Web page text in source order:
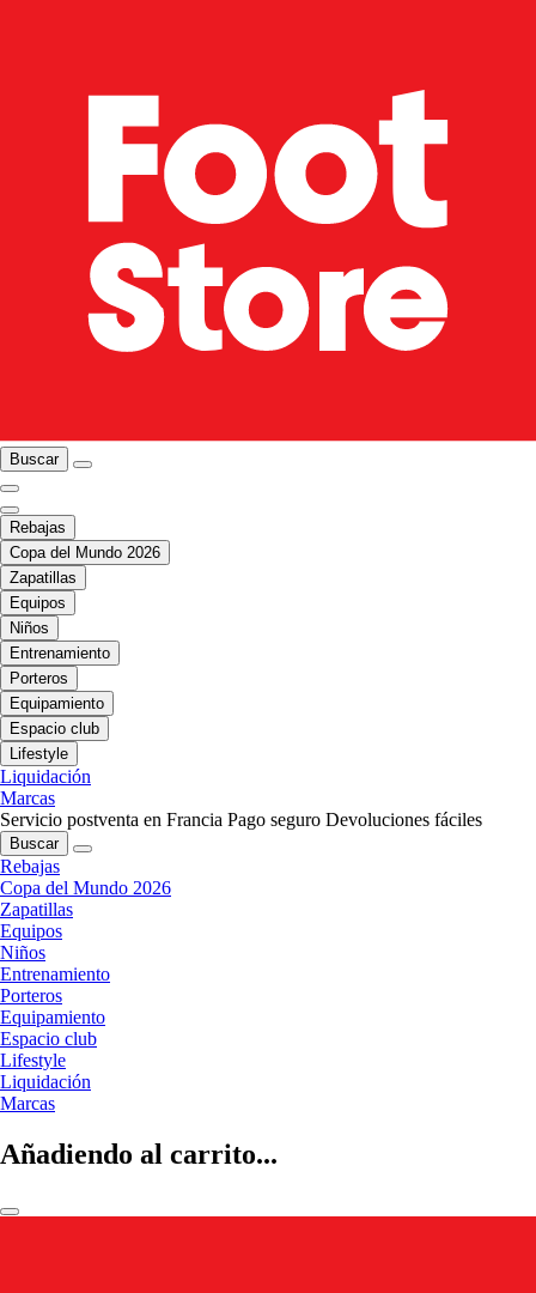
Buscar
Rebajas
Copa del Mundo 2026
Zapatillas
Equipos
Niños
Entrenamiento
Porteros
Equipamiento
Espacio club
Lifestyle
Liquidación
Marcas
Servicio postventa en Francia Pago seguro Devoluciones fáciles
Buscar
Rebajas
Copa del Mundo 2026
Zapatillas
Equipos
Niños
Entrenamiento
Porteros
Equipamiento
Espacio club
Lifestyle
Liquidación
Marcas
Añadiendo al carrito...